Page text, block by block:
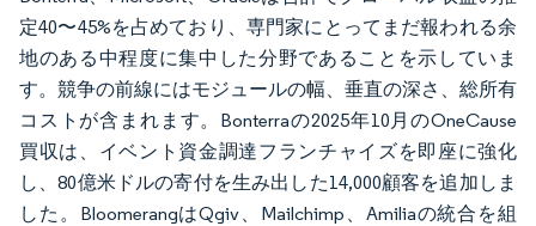
定40〜45%を占めており、専門家にとってまだ報われる余
地のある中程度に集中した分野であることを示していま
す。競争の前線にはモジュールの幅、垂直の深さ、総所有
コストが含まれます。Bonterraの2025年10月のOneCause
買収は、イベント資金調達フランチャイズを即座に強化
し、80億米ドルの寄付を生み出した14,000顧客を追加しま
した。BloomerangはQgiv、Mailchimp、Amiliaの統合を組